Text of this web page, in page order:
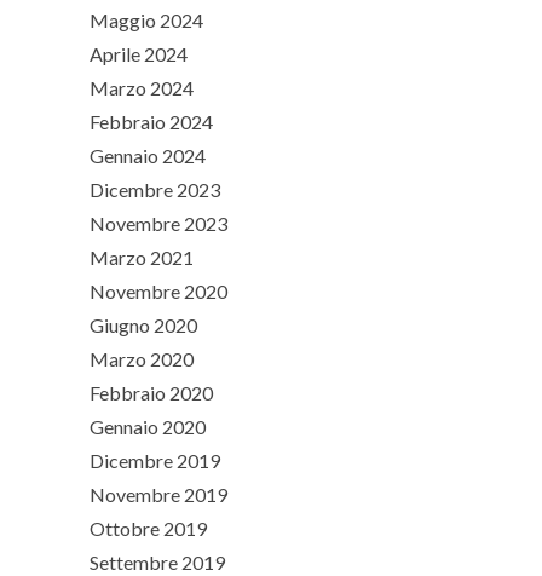
Maggio 2024
Aprile 2024
Marzo 2024
Febbraio 2024
Gennaio 2024
Dicembre 2023
Novembre 2023
Marzo 2021
Novembre 2020
Giugno 2020
Marzo 2020
Febbraio 2020
Gennaio 2020
Dicembre 2019
Novembre 2019
Ottobre 2019
Settembre 2019